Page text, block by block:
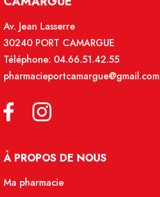
Av. Jean Lasserre
30240 PORT CAMARGUE
Téléphone: 04.66.51.42.55
pharmacieportcamargue@gmail.com
À PROPOS DE NOUS
Ma pharmacie